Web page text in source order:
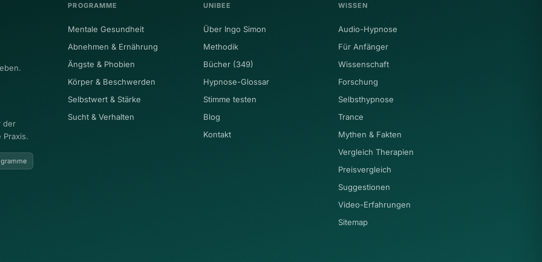
der
Praxis.
PROGRAMME
Mentale Gesundheit
Abnehmen & Ernährung
Ängste & Phobien
Körper & Beschwerden
Selbstwert & Stärke
Sucht & Verhalten
UNIBEE
Über Ingo Simon
Methodik
Bücher (349)
Hypnose-Glossar
Stimme testen
Blog
Kontakt
WISSEN
Audio-Hypnose
Für Anfänger
Wissenschaft
Forschung
Selbsthypnose
Trance
Mythen & Fakten
Vergleich Therapien
Preisvergleich
Suggestionen
Video-Erfahrungen
Sitemap